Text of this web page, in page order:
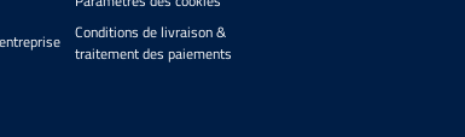
Conditions de livraison &
traitement des paiements